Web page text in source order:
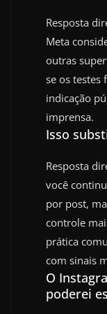
Resposta
Meta
outras
se os testes
indicação
imprensa.
Isso
Resposta
você
por post,
controle
prática
com sinais
O
poderei